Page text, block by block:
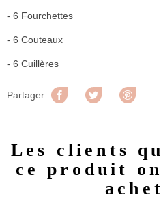
- 6 Fourchettes
- 6 Couteaux
- 6 Cuillères
Partager Partager Tweet
Les clients
ce produit